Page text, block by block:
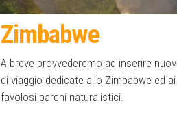
Zimbabwe
A breve provvederemo ad inserire
di viaggio dedicate allo Zimbabwe ed
favolosi parchi naturalistici.